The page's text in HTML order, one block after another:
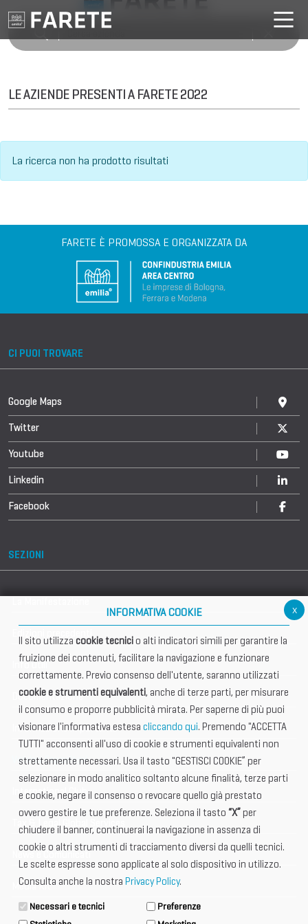
LE AZIENDE PRESENTI A FARETE 2022
La ricerca non ha prodotto risultati
FARETE È PROMOSSA E ORGANIZZATA DA
CI PUOI TROVARE
Google Maps
Twitter
Youtube
Linkedin
Facebook
SEZIONI
Info utili
Documentazione
Informazione importante
Vetrina Espositori
International Club
Tax & Legal Global Services
News e Comunicati
Media Kit
x
INFORMATIVA COOKIE
Il sito utilizza cookie tecnicio alti indicatori simili per garantire la
fruizione dei contenuti, facilitare la navigazione e funzionare
correttamente. Previo consenso dell'utente, saranno utilizzati
cookie e strumenti equivalenti, anche di terze parti, per misurare
il consumo e proporre pubblicità mirata. Per saperne di più puoi
visionare l'informativa estesa cliccando qui. Premendo "ACCETTA
TUTTI" acconsenti all'uso di cookie e strumenti equivalenti non
strettamente necessari. Usa il tasto "GESTISCI COOKIE” per
selezionare in modo analitico soltanto alcune finalità, terze parti
e cookie, negare il consenso o revocare quello già prestato
ovvero gestire le tue preferenze. Seleziona il tasto “X” per
chiudere il banner, continuerai la navigazione in assenza di
cookie o altri strumenti di tracciamento diversi da quelli tecnici.
Le scelte espresse sono applicate al solo dispositivo in utilizzo.
Consulta anche la nostra Privacy Policy.
Necessari e tecnici
Preferenze